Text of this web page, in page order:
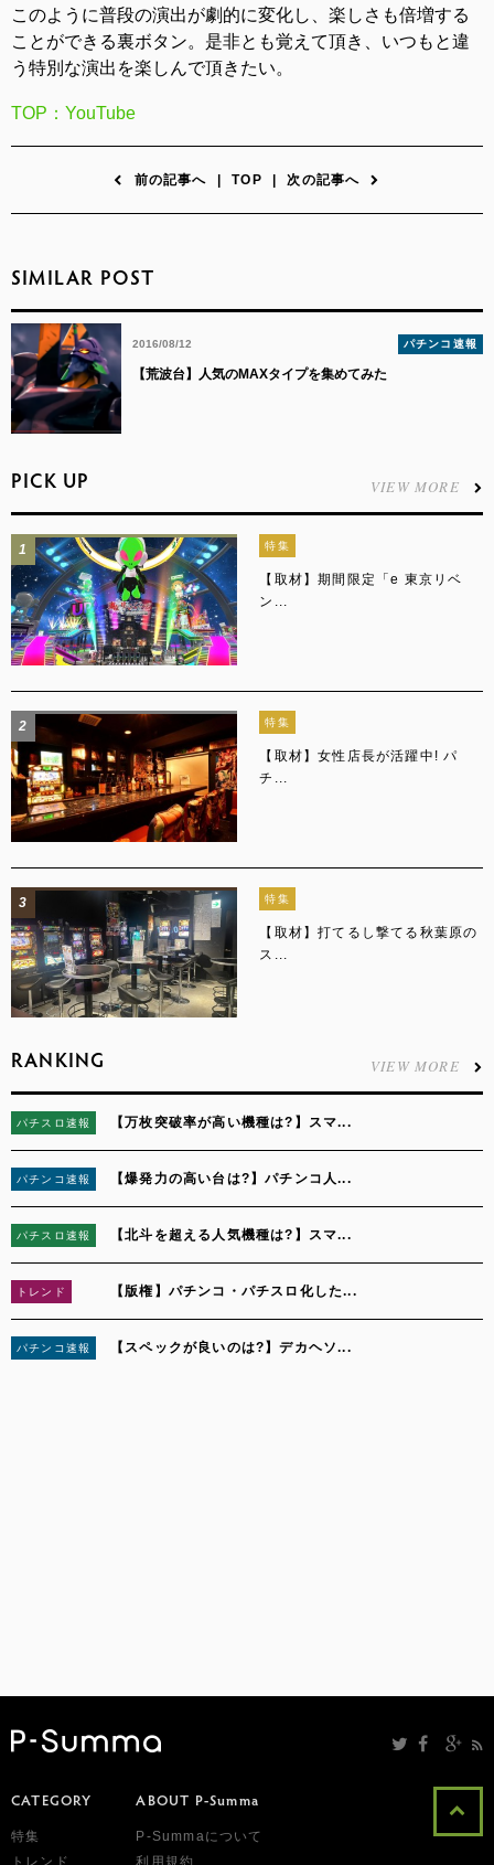
このように普段の演出が劇的に変化し、楽しさも倍増する
ことができる裏ボタン。是非とも覚えて頂き、いつもと違
う特別な演出を楽しんで頂きたい。
TOP：YouTube
前の記事へ TOP 次の記事へ
SIMILAR POST
2016/08/12 パチンコ速報
【荒波台】人気のMAXタイプを集めてみた
PICK UP VIEW MORE
1 特集
【取材】期間限定「e 東京リベ
ン...
2 特集
【取材】女性店長が活躍中! パ
チ...
3 特集
【取材】打てるし撃てる秋葉原の
ス...
RANKING VIEW MORE
1
パチスロ速報 【万枚突破率が高い機種は?】スマ...
2
パチンコ速報 【爆発力の高い台は?】パチンコ人...
3
パチスロ速報 【北斗を超える人気機種は?】スマ...
4
トレンド 【版権】パチンコ・パチスロ化した...
5
パチンコ速報 【スペックが良いのは?】デカヘソ...
CATEGORY
特集
ABOUT P-Summa
P-Summaについて